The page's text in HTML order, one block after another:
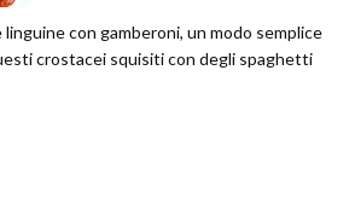
linguine con gamberoni, un modo semplice
crostacei squisiti con degli spaghetti